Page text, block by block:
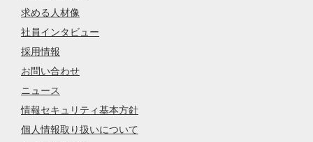
求める人材像
社員インタビュー
採用情報
お問い合わせ
ニュース
情報セキュリティ基本方針
個人情報取り扱いについて